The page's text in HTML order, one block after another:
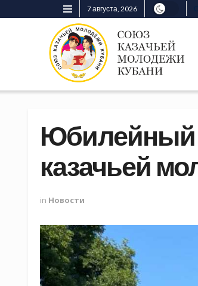
7 августа, 2026
Юбилейный
казачьей
in Новости